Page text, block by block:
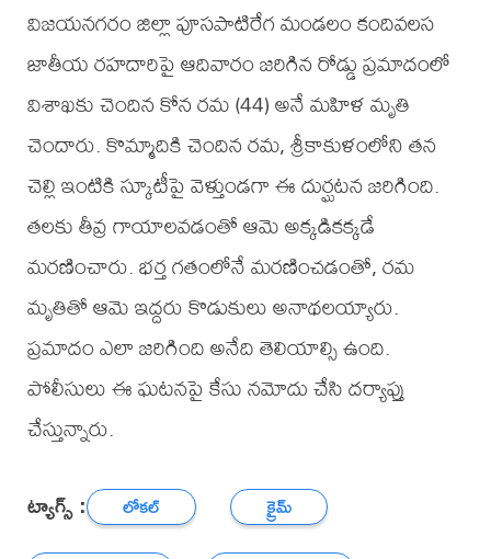
విజయనగరం జిల్లా పూసపాటిరేగ మండలం కందివలస
జాతీయ రహదారిపై ఆదివారం జరిగిన రోడ్డు ప్రమాదంలో
విశాఖకు చెందిన కోన రమ (44) అనే మహిళ మృతి
చెందారు. కొమ్మాదికి చెందిన రమ, శ్రీకాకుళంలోని తన
చెల్లి ఇంటికి స్కూటీపై వెళ్తుండగా ఈ దుర్ఘటన జరిగింది.
తలకు తీవ్ర గాయాలవడంతో ఆమె అక్కడికక్కడే
మరణించారు. భర్త గతంలోనే మరణించడంతో, రమ
మృతితో ఆమె ఇద్దరు కొడుకులు అనాథలయ్యారు.
ప్రమాదం ఎలా జరిగింది అనేది తెలియాల్సి ఉంది.
పోలీసులు ఈ ఘటనపై కేసు నమోదు చేసి దర్యాప్తు
చేస్తున్నారు.
ట్యాగ్స్ : లోకల్
క్రైమ్